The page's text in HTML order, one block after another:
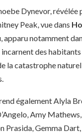
Dynevor, révélée
Peak, vue dans
apparu notamment
incarnent des
la catastrophe
également Alyla
Amy
Prasida, Gemma